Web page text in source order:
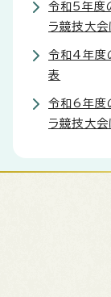
令和5年度
ラ競技大
令和4年度
表
令和6年度
ラ競技大会